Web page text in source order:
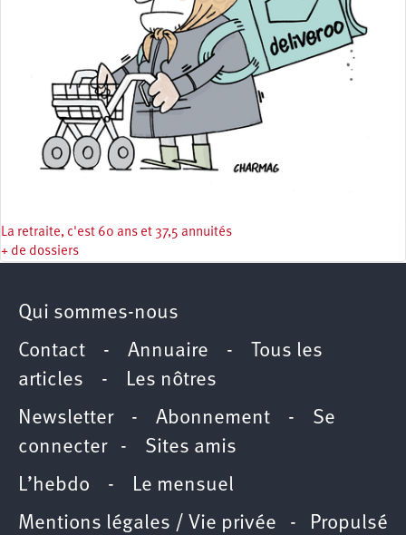
La retraite, c'est 60 ans et 37,5 annuités
+ de dossiers
Qui sommes-nous
Contact - Annuaire -
Tous les
articles - Les nôtres
Newsletter- Abonnement - Se
connecter- Sites amis
L’hebdo - Le mensuel
Mentions légales / Vie privée - Propulsé